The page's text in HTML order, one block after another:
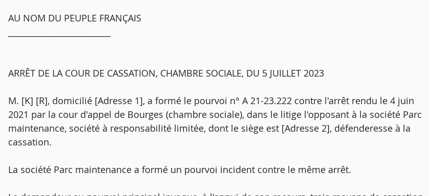
AU NOM DU PEUPLE FRANÇAIS
ARRÊT DE LA COUR DE CASSATION, CHAMBRE SOCIALE, DU 5 JUILLET 2023
M. [K] [R], domicilié [Adresse 1], a formé le pourvoi n° A 21-23.222 contre l'arrêt rendu le 4 juin
2021 par la cour d'appel de Bourges (chambre sociale), dans le litige l'opposant à la société Parc
maintenance, société à responsabilité limitée, dont le siège est [Adresse 2], défenderesse à la
cassation.
La société Parc maintenance a formé un pourvoi incident contre le même arrêt.